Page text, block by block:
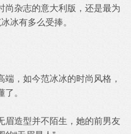
尚杂志的意大利版，还是最为
冰有多么受捧。
，如今范冰冰的时尚风格，
。
眉造型并不陌生，她的前男友